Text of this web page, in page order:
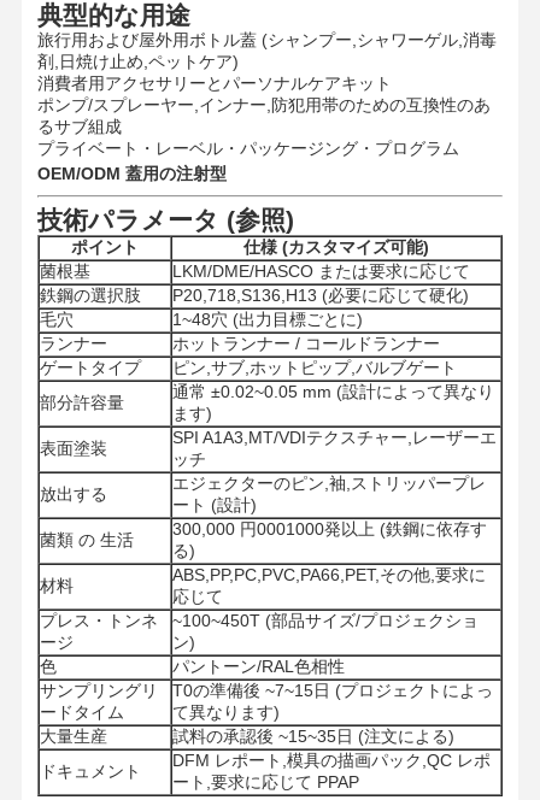
典型的な用途
旅行用および屋外用ボトル蓋 (シャンプー,シャワーゲル,消毒
剤,日焼け止め,ペットケア)
消費者用アクセサリーとパーソナルケアキット
ポンプ/スプレーヤー,インナー,防犯用帯のための互換性のあ
るサブ組成
プライベート・レーベル・パッケージング・プログラム
OEM/ODM 蓋用の注射型
技術パラメータ (参照)
ポイント
仕様 (カスタマイズ可能)
菌根基
LKM/DME/HASCO または要求に応じて
鉄鋼の選択肢
P20,718,S136,H13 (必要に応じて硬化)
毛穴
1~48穴 (出力目標ごとに)
ランナー
ホットランナー / コールドランナー
ゲートタイプ
ピン,サブ,ホットピップ,バルブゲート
部分許容量
通常 ±0.02~0.05 mm (設計によって異なり
ます)
表面塗装
SPI A1A3,MT/VDIテクスチャー,レーザーエ
ッチ
放出する
エジェクターのピン,袖,ストリッパープレ
ート (設計)
菌類 の 生活
300,000 円0001000発以上 (鉄鋼に依存す
る)
材料
ABS,PP,PC,PVC,PA66,PET,その他,要求に
応じて
プレス・トンネ
ージ
~100~450T (部品サイズ/プロジェクショ
ン)
色
パントーン/RAL色相性
サンプリングリ
ードタイム
T0の準備後 ~7~15日 (プロジェクトによっ
て異なります)
大量生産
試料の承認後 ~15~35日 (注文による)
ドキュメント
DFM レポート,模具の描画パック,QC レポ
ート,要求に応じて PPAP